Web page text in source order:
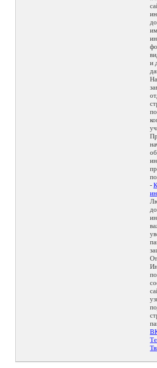
и
-